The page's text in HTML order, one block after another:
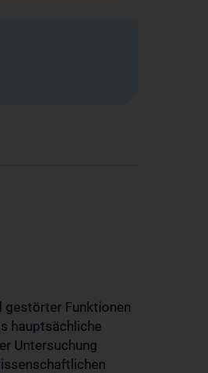
gestörter Funktionen
hauptsächliche
Untersuchung